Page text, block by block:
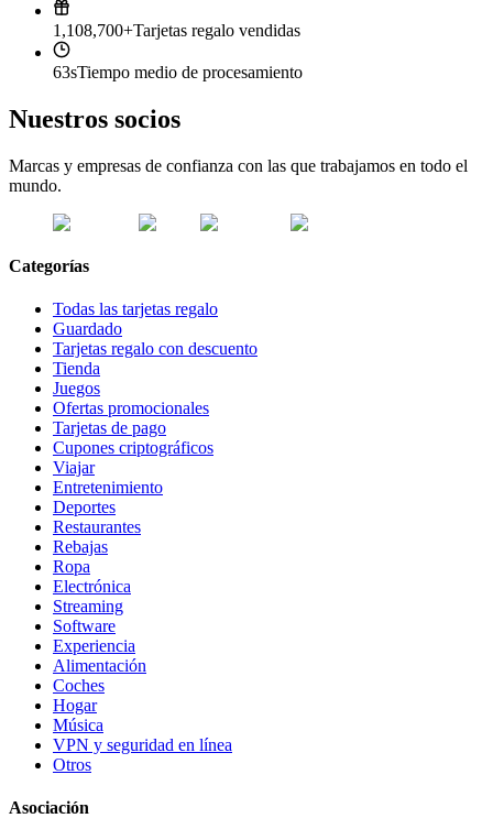
1,108,700+Tarjetas regalo vendidas
63sTiempo medio de procesamiento
Nuestros socios
Marcas y empresas de confianza con las que trabajamos en todo el
mundo.
Categorías
Todas las tarjetas regalo
Guardado
Tarjetas regalo con descuento
Tienda
Juegos
Ofertas promocionales
Tarjetas de pago
Cupones criptográficos
Viajar
Entretenimiento
Deportes
Restaurantes
Rebajas
Ropa
Electrónica
Streaming
Software
Experiencia
Alimentación
Coches
Hogar
Música
VPN y seguridad en línea
Otros
Asociación